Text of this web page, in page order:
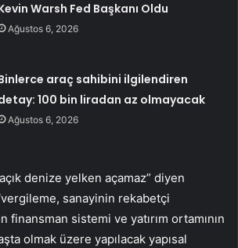
Warsh Fed Başkanı Oldu
Ağustos 6, 2026
araç sahibini ilgilendiren
100 bin liradan az olmayacak
Ağustos 6, 2026
denize yelken açamaz” diyen
sanayinin rekabetçi
finansman sistemi ve yatırım ortamının
olmak üzere yapılacak yapısal